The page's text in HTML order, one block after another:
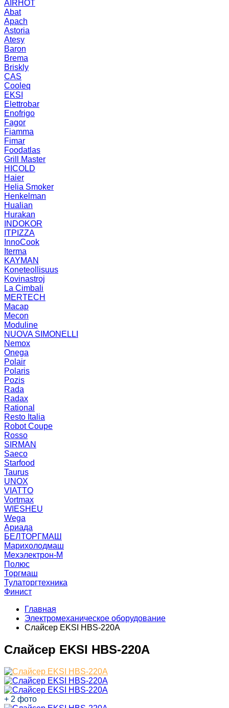
AIRHOT
Abat
Apach
Astoria
Atesy
Baron
Brema
Briskly
CAS
Cooleq
EKSI
Elettrobar
Enofrigo
Fagor
Fiamma
Fimar
Foodatlas
Grill Master
HICOLD
Haier
Helia Smoker
Henkelman
Hualian
Hurakan
INDOKOR
ITPIZZA
InnoCook
Iterma
KAYMAN
Koneteollisuus
Kovinastroj
La Cimbali
MERTECH
Macap
Mecon
Moduline
NUOVA SIMONELLI
Nemox
Onega
Polair
Polaris
Pozis
Rada
Radax
Rational
Resto Italia
Robot Coupe
Rosso
SIRMAN
Saeco
Starfood
Taurus
UNOX
VIATTO
Vortmax
WIESHEU
Wega
Ариада
БЕЛТОРГМАШ
Марихолодмаш
Мехэлектрон-М
Полюс
Торгмаш
Тулаторгтехника
Финист
Главная
Электромеханическое оборудование
Слайсер EKSI HBS-220A​
Слайсер EKSI HBS-220A​
+ 2 фото